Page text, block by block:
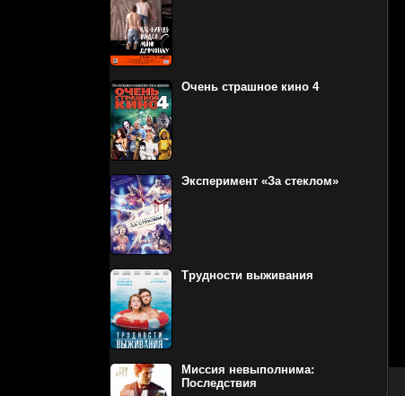
Очень страшное кино 4
Эксперимент «За стеклом»
Трудности выживания
Миссия невыполнима:
Последствия